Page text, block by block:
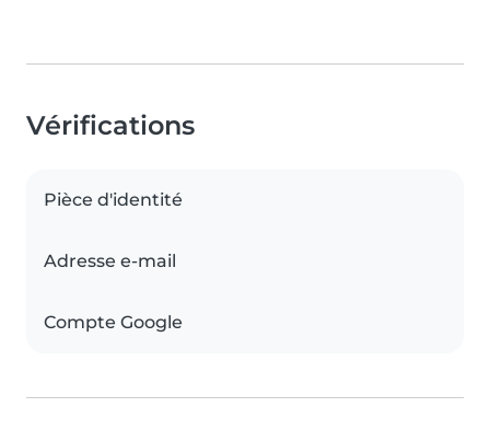
Vérifications
Pièce d'identité
Adresse e-mail
Compte Google